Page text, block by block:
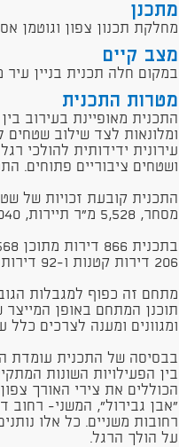
מתכנן
מחלקת תכנון צפון וגוטמן
מצב קיים
במקום חלה תכנית בניין עיר מתארית תא/3700
מטרות התכנית
התכנית מאופיינת בעירוב
ומלונאות לצד שילוב שטחים
עירונית ידידותית להולכי
ושטחים ציבוריים פתוחים.
מסחר, 5,528 מ"ר תיירות, 86,040 מ"ר מגורים ו- 146,550 מ"ר שטחים ציבוריים.
206 דירות קטנות ו-92 דירות בהישג יד (בשטח עיקרי ממוצע 60 מ"ר/יח"ד).
מתחם זה כפוף למגבלות
תוכנן המתחם באופן המייצר
ומגוונים ומענה לצרכים
בבסיסה של התכנית עומדת
בין הפעילויות השונות
הכוללים את צירי האורך
"אבן גבירול", המשני-
רחובות משניים. כל אלו
על הולך הרגל.